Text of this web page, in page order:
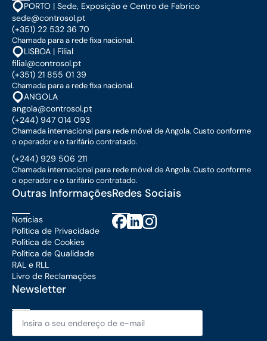
PORTO | Sede, Exposição e Centro de Fabrico
sede@controsol.pt
(+351) 22 532 36 70
Chamada para a rede fixa nacional.
LISBOA | Filial
filial@controsol.pt
(+351) 21 855 01 39
Chamada para a rede fixa nacional.
ANGOLA
angola@controsol.pt
(+244) 947 014 093
Chamada internacional para rede móvel de Angola. Custo conforme
o operador e o tarifário contratado.
(+244) 929 506 211
Chamada internacional para rede móvel de Angola. Custo conforme
o operador e o tarifário contratado.
Outras Informações
Notícias
Política de Privacidade
Política de Cookies
Política de Qualidade
RAL e RLL
Livro de Reclamações
Redes Sociais
Newsletter
Email